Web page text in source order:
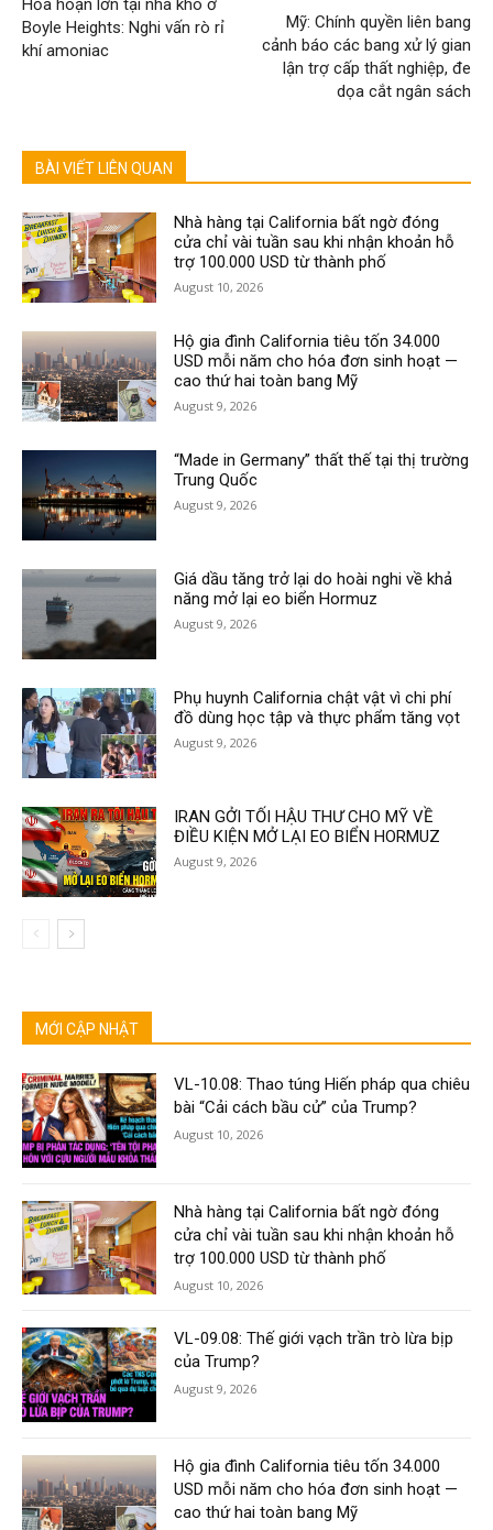
Hỏa hoạn lớn tại nhà kho ở
Boyle Heights: Nghi vấn rò rỉ
khí amoniac
Mỹ: Chính quyền liên bang
cảnh báo các bang xử lý gian
lận trợ cấp thất nghiệp, đe
dọa cắt ngân sách
BÀI VIẾT LIÊN QUAN
Nhà hàng tại California bất ngờ đóng
cửa chỉ vài tuần sau khi nhận khoản hỗ
trợ 100.000 USD từ thành phố
August 10, 2026
Hộ gia đình California tiêu tốn 34.000
USD mỗi năm cho hóa đơn sinh hoạt —
cao thứ hai toàn bang Mỹ
August 9, 2026
“Made in Germany” thất thế tại thị trường
Trung Quốc
August 9, 2026
Giá dầu tăng trở lại do hoài nghi về khả
năng mở lại eo biển Hormuz
August 9, 2026
Phụ huynh California chật vật vì chi phí
đồ dùng học tập và thực phẩm tăng vọt
August 9, 2026
IRAN GỞI TỐI HẬU THƯ CHO MỸ VỀ
ĐIỀU KIỆN MỞ LẠI EO BIỂN HORMUZ
August 9, 2026
MỚI CẬP NHẬT
VL-10.08: Thao túng Hiến pháp qua chiêu
bài “Cải cách bầu cử” của Trump?
August 10, 2026
Nhà hàng tại California bất ngờ đóng
cửa chỉ vài tuần sau khi nhận khoản hỗ
trợ 100.000 USD từ thành phố
August 10, 2026
VL-09.08: Thế giới vạch trần trò lừa bịp
của Trump?
August 9, 2026
Hộ gia đình California tiêu tốn 34.000
USD mỗi năm cho hóa đơn sinh hoạt —
cao thứ hai toàn bang Mỹ